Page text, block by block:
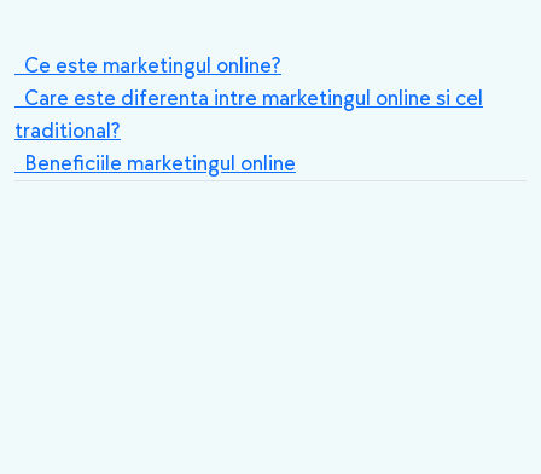
Ce este marketingul online?
Care este diferenta intre marketingul online si cel
traditional?
Beneficiile marketingul online